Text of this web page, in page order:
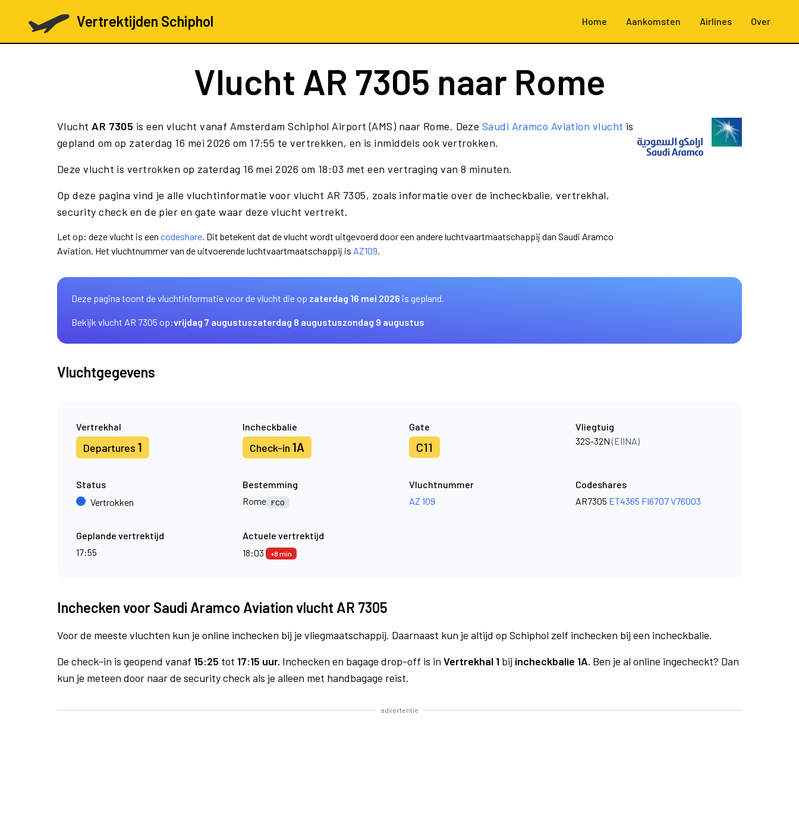
Vertrektijden Schiphol Home Aankomsten Airlines Over
Vlucht AR 7305 naar Rome
Vlucht AR 7305 is een vlucht vanaf Amsterdam Schiphol Airport (AMS) naar Rome. Deze Saudi Aramco Aviation vlucht is
gepland om op zaterdag 16 mei 2026 om 17:55 te vertrekken, en is inmiddels ook vertrokken.
Deze vlucht is vertrokken op zaterdag 16 mei 2026 om 18:03 met een vertraging van 8 minuten.
Op deze pagina vind je alle vluchtinformatie voor vlucht AR 7305, zoals informatie over de incheckbalie, vertrekhal,
security check en de pier en gate waar deze vlucht vertrekt.
Let op: deze vlucht is een codeshare. Dit betekent dat de vlucht wordt uitgevoerd door een andere luchtvaartmaatschappij dan Saudi Aramco
Aviation. Het vluchtnummer van de uitvoerende luchtvaartmaatschappij is AZ109.
Deze pagina toont de vluchtinformatie voor de vlucht die op zaterdag 16 mei 2026 is gepland.
Bekijk vlucht AR 7305 op:vrijdag 7 augustuszaterdag 8 augustuszondag 9 augustus
Vluchtgegevens
Vertrekhal
Departures 1
Incheckbalie
Check-in 1A
Gate
C11
Vliegtuig
32S-32N(EIINA)
Status
Vertrokken
Bestemming
Rome FCO
Vluchtnummer
AZ 109
Codeshares
AR7305 ET4365 FI6707V76003
Geplande vertrektijd
17:55
Actuele vertrektijd
18:03
+8 min
Inchecken voor Saudi Aramco Aviation vlucht AR 7305
Voor de meeste vluchten kun je online inchecken bij je vliegmaatschappij. Daarnaast kun je altijd op Schiphol zelf inchecken bij een incheckbalie.
De check-in is geopend vanaf 15:25 tot 17:15 uur. Inchecken en bagage drop-off is in Vertrekhal 1 bij incheckbalie 1A. Ben je al online ingecheckt? Dan
kun je meteen door naar de security check als je alleen met handbagage reist.
advertentie